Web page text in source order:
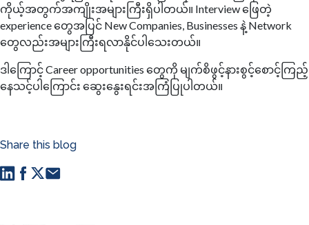
ကိုယ့်အတွက်အကျိုးအများကြီးရှိပါတယ်။ Interview ဖြေတဲ့
experience တွေအပြင် New Companies, Businesses နဲ့ Network
တွေလည်းအများကြီးရလာနိုင်ပါသေးတယ်။ ​
ဒါကြောင့် Career opportunities တွေကို မျက်စိဖွင့်နားစွင့်စောင့်ကြည့်
နေသင့်ပါကြောင်း ဆွေးနွေးရင်းအကြံပြုပါတယ်။
Share this blog